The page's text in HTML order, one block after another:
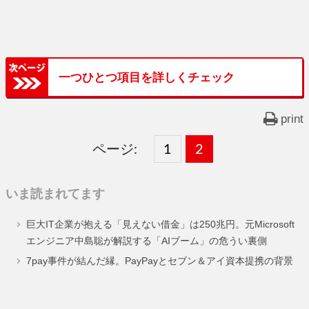
一つひとつ項目を詳しくチェック
print
ページ:
固
ー
ジ
1 ,
固
ー
ジ
2
いま読まれてます
巨大IT企業が抱える「見えない借金」は250兆円。元Microsoft
エンジニア中島聡が解説する「AIブーム」の危うい裏側
7pay事件が結んだ縁。PayPayとセブン＆アイ資本提携の背景